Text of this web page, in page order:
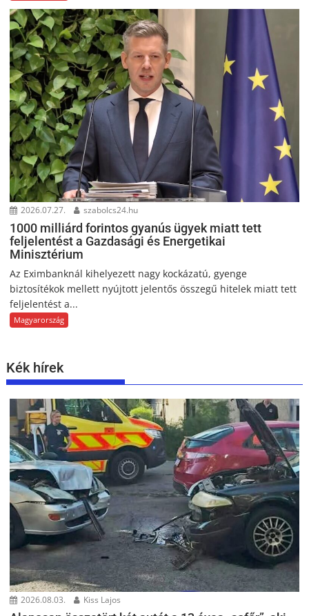
2026.07.27. szabolcs24.hu
1000 milliárd forintos gyanús ügyek miatt tett
feljelentést a Gazdasági és Energetikai
Minisztérium
Az Eximbanknál kihelyezett nagy kockázatú, gyenge
biztosítékok mellett nyújtott jelentős összegű hitelek miatt tett
feljelentést a...
Magyarország
Kék hírek
2026.08.03. Kiss Lajos